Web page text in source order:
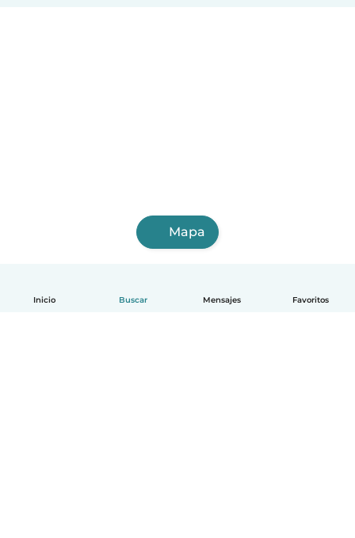
Inicio Buscar Mensajes Favoritos
Mapa